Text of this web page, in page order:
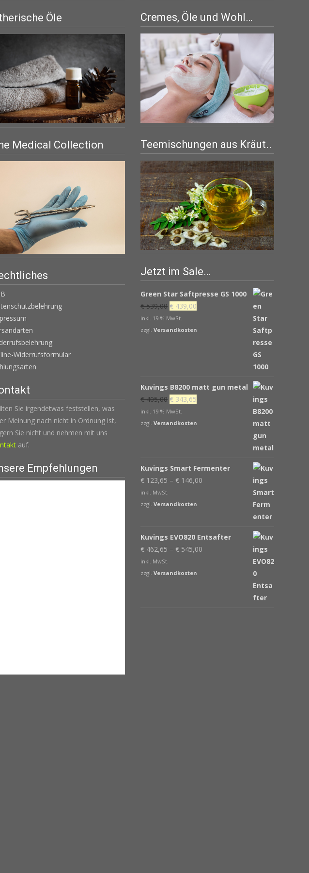
Cremes, Öle und Wohl…
Öle
Teemischungen aus Kräut..
Medical Collection
Jetzt im Sale…
Green Star Saftpresse GS 1000
€539,00 Ursprünglicher
Preis
war:
€ 439,00
ist:
inkl. 19 % MwSt.
zzgl. Versandkosten
Kuvings B8200 matt gun metal
€405,00 Ursprünglicher
Preis
war:
€ 343,65
ist:
inkl. 19 % MwSt.
zzgl. Versandkosten
Kuvings Smart Fermenter
€ 123,65 – € 146,00
inkl. MwSt.
zzgl. Versandkosten
Kuvings EVO820 Entsafter
€ 462,65 – € 545,00
inkl. MwSt.
zzgl. Versandkosten
Widerrufsformular
Sie irgendetwas feststellen, was
Meinung nach nicht in Ordnung ist,
Sie nicht und nehmen mit uns
auf.
Empfehlungen